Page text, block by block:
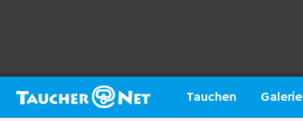
Tauchen Galerie